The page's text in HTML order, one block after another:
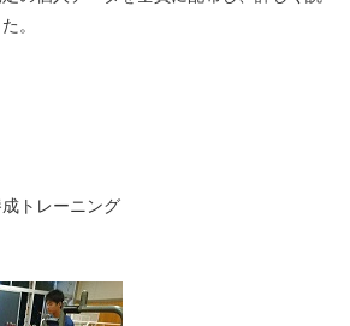
。
成トレーニング